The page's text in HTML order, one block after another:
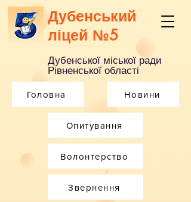
Дубенський
ліцей №5
Дубенської міської ради
Рівненської області
Головна Новини
Опитування
Волонтерство
Звернення